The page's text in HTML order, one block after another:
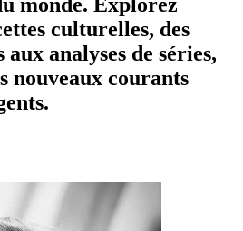
monde. Explorez
culturelles, des
analyses de séries,
nouveaux courants